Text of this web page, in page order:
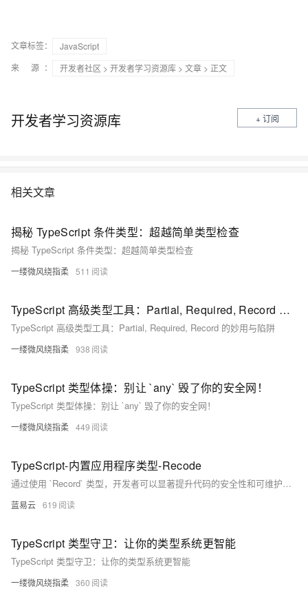
文章标签：
JavaScript
来 源：
开发者社区 > 开发者学习资源库 > 文章 > 正文
开发者学习资源库 + 订阅
相关文章
揭秘 TypeScript 条件类型：超越简单类型检查
揭秘 TypeScript 条件类型：超越简单类型检查
一缕微风绕指柔 511
TypeScript 高级类型工具：Partial, Required, Record 的妙用与陷阱
TypeScript 高级类型工具：Partial, Required, Record 的妙用与陷阱
一缕微风绕指柔 938
TypeScript 类型体操：别让 `any` 毁了你的安全网！
TypeScript 类型体操：别让 `any` 毁了你的安全网！
一缕微风绕指柔 449
TypeScript-内置应用程序类型-Recode
通过使用 `Record` 类型，开发者可以显著提升代码的安全性和可维护性。无论是配置对象、字典结构还是动态表单，`Record` 类型都提供了一个简洁、类型安全的解决方案。
蓝易云 619
TypeScript 类型守卫：让你的类型系统更智能
TypeScript 类型守卫：让你的类型系统更智能
一缕微风绕指柔 360